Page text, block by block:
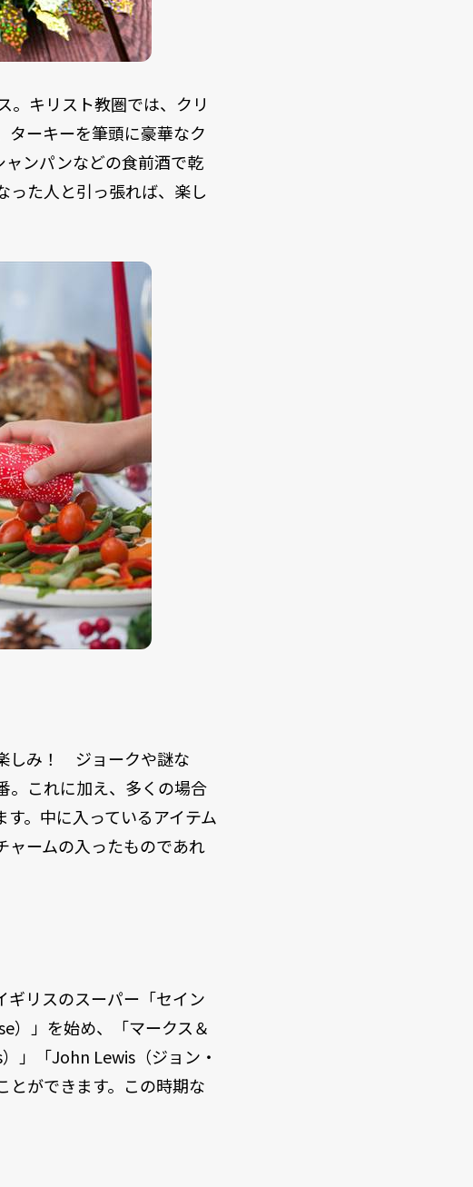
。キリスト教圏では、クリ
ターキーを筆頭に豪華なク
ャンパンなどの食前酒で乾
った人と引っ張れば、楽し
しみ！ ジョークや謎な
。これに加え、多くの場合
。中に入っているアイテム
ャームの入ったものであれ
ギリスのスーパー「セイン
）」を始め、「マークス＆
」「John Lewis（ジョン・
とができます。この時期な